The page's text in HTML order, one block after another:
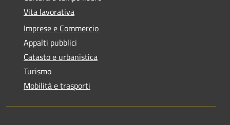
Vita lavorativa
Imprese e Commercio
Appalti pubblici
Catasto e urbanistica
Turismo
Mobilità e trasporti